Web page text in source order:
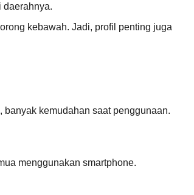
daerahnya.
kebawah. Jadi, profil penting juga
kemudahan saat penggunaan.
menggunakan smartphone.